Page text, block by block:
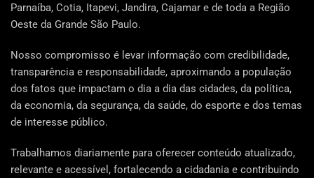
Parnaíba, Cotia, Itapevi, Jandira, Cajamar e de toda a Região
Oeste da Grande São Paulo.
Nosso compromisso é levar informação com credibilidade,
transparência e responsabilidade, aproximando a população
dos fatos que impactam o dia a dia das cidades, da política,
da economia, da segurança, da saúde, do esporte e dos temas
de interesse público.
Trabalhamos diariamente para oferecer conteúdo atualizado,
relevante e acessível, fortalecendo a cidadania e contribuindo